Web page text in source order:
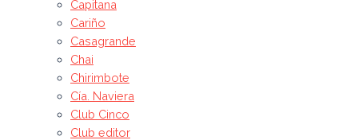
Capitana
Cariño
Casagrande
Chai
Chirimbote
Cía. Naviera
Club Cinco
Club editor